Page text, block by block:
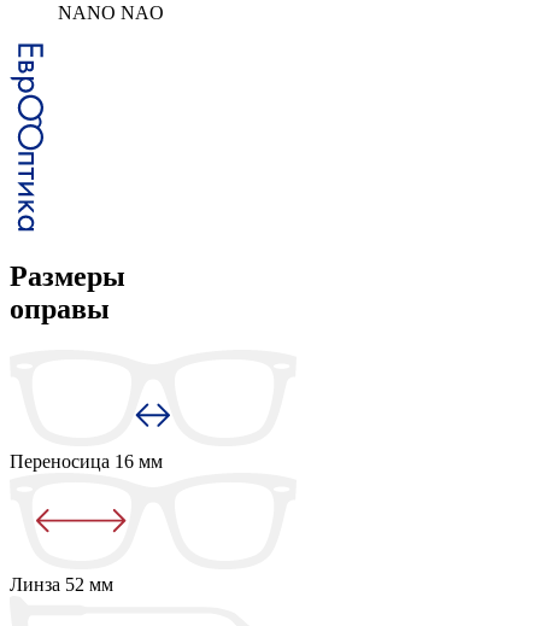
NANO NAO
Размеры
оправы
Переносица 16 мм
Линза 52 мм